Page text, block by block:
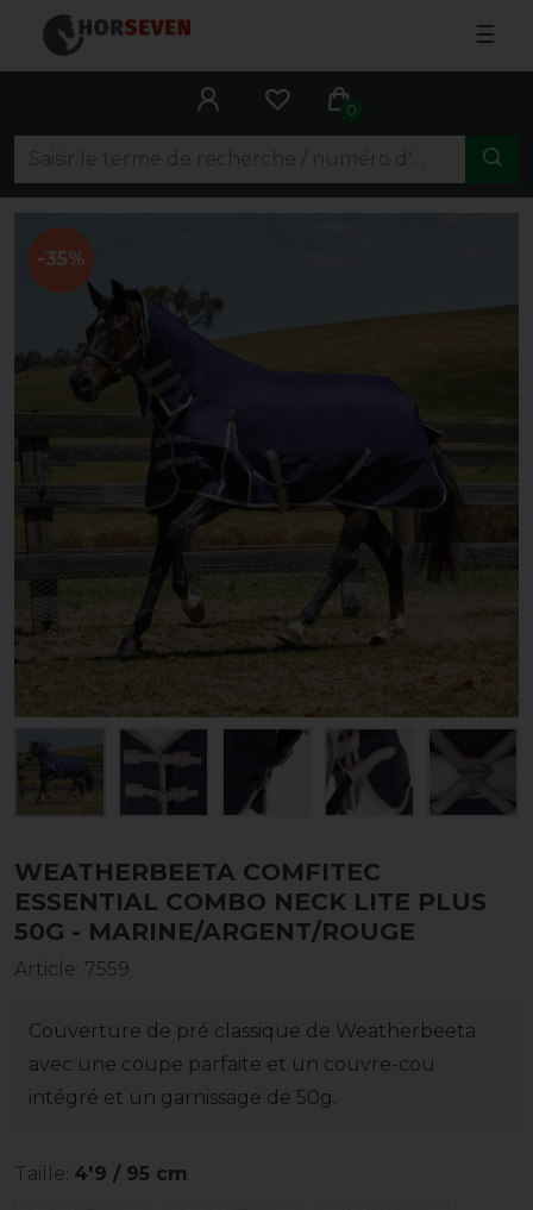
☰
0
-35%
WEATHERBEETA COMFITEC
ESSENTIAL COMBO NECK LITE PLUS
50G - MARINE/ARGENT/ROUGE
Article: 7559
Couverture de pré classique de Weatherbeeta
avec une coupe parfaite et un couvre-cou
intégré et un garnissage de 50g.
Taille: 4'9 / 95 cm